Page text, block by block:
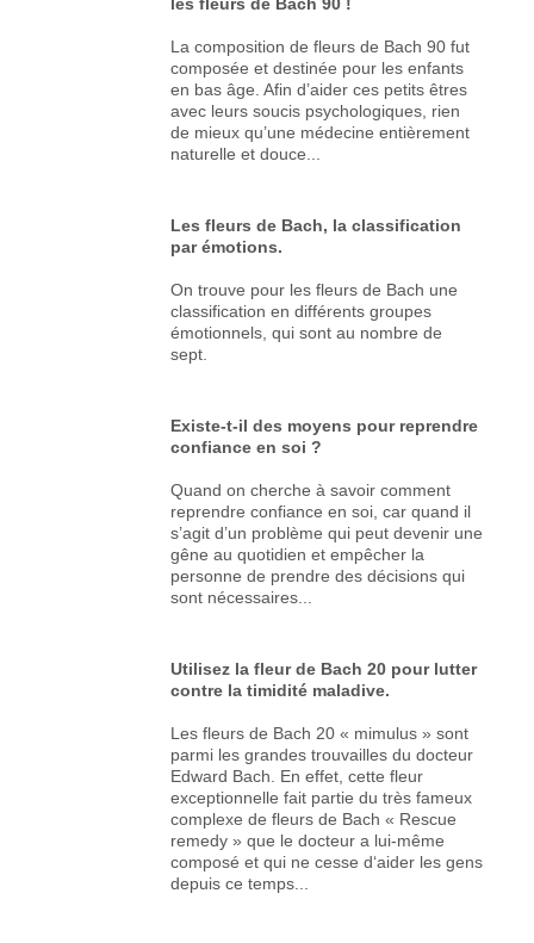
La composition de fleurs de Bach 90 fut
composée et destinée pour les enfants
en bas âge. Afin d’aider ces petits êtres
avec leurs soucis psychologiques, rien
de mieux qu’une médecine entièrement
naturelle et douce...
Les fleurs de Bach, la classification
par émotions.
On trouve pour les fleurs de Bach une
classification en différents groupes
émotionnels, qui sont au nombre de
sept.
Existe-t-il des moyens pour reprendre
confiance en soi ?
Quand on cherche à savoir comment
reprendre confiance en soi, car quand il
s’agit d’un problème qui peut devenir une
gêne au quotidien et empêcher la
personne de prendre des décisions qui
sont nécessaires...
Utilisez la fleur de Bach 20 pour lutter
contre la timidité maladive.
Les fleurs de Bach 20 « mimulus » sont
parmi les grandes trouvailles du docteur
Edward Bach. En effet, cette fleur
exceptionnelle fait partie du très fameux
complexe de fleurs de Bach « Rescue
remedy » que le docteur a lui-même
composé et qui ne cesse d‘aider les gens
depuis ce temps...